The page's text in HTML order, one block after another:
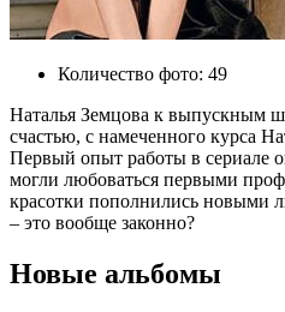
Количество фото: 49
Наталья Земцова к выпускным
счастью, с намеченного курса
Первый опыт работы в сериале
могли любоваться первыми
красотки пополнились новыми
– это вообще законно?
Новые альбомы